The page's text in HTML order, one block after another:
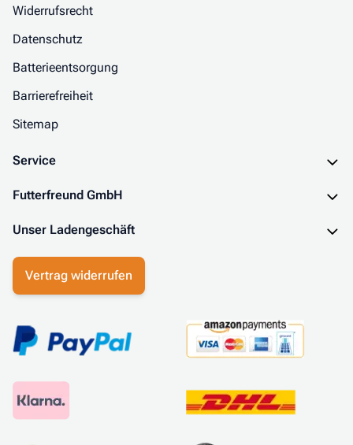
Widerrufsrecht
Datenschutz
Batterieentsorgung
Barrierefreiheit
Sitemap
Service
Futterfreund GmbH
Unser Ladengeschäft
Vertrag widerrufen